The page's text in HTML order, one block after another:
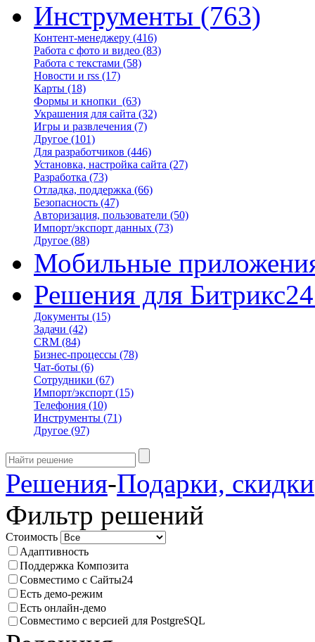
Инструменты (763)
Контент-менеджеру (416)
Работа с фото и видео (83)
Работа с текстами (58)
Новости и rss (17)
Карты (18)
Формы и кнопки (63)
Украшения для сайта (32)
Игры и развлечения (7)
Другое (101)
Для разработчиков (446)
Установка, настройка сайта (27)
Разработка (73)
Отладка, поддержка (66)
Безопасность (47)
Авторизация, пользователи (50)
Импорт/экспорт данных (73)
Другое (88)
Мобильные
Решения для Битрикс24
Документы (15)
Задачи (42)
CRM (84)
Бизнес-процессы (78)
Чат-боты (6)
Сотрудники (67)
Импорт/экспорт (15)
Телефония (10)
Инструменты (71)
Другое (97)
Решения-Подарки, скидки
Фильтр решений
Стоимость
Адаптивность
Поддержка Композита
Совместимо с Сайты24
Есть демо-режим
Есть онлайн-демо
Совместимо с версией для PostgreSQL